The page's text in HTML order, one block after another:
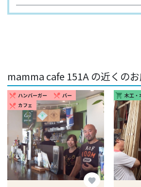
mamma cafe 151A の近くの
restaurant_menu ハンバーガー restaurant_menu バー
restaurant_menu カフェ
favorite
shopping_cart 木工・